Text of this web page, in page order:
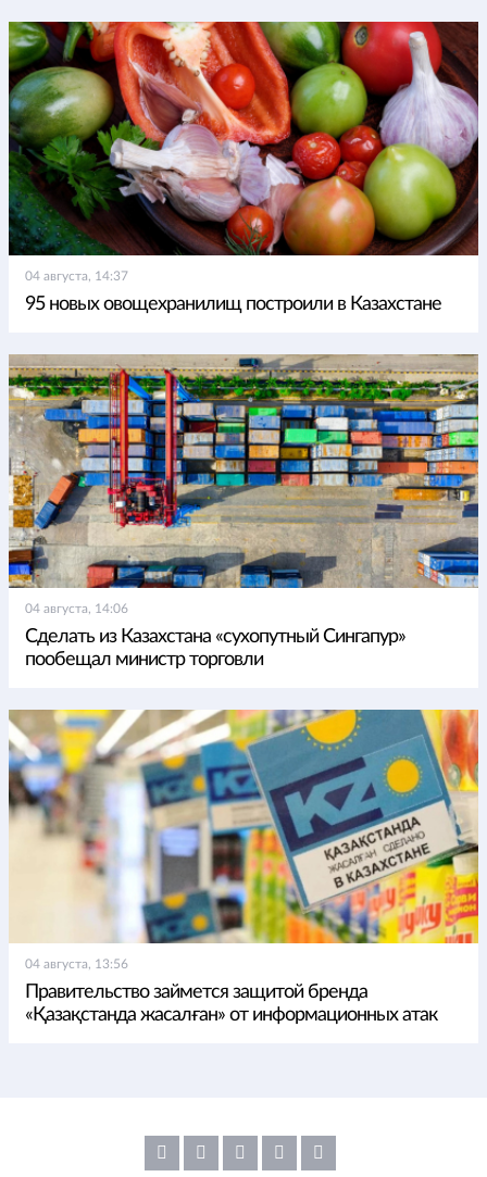
04 августа, 14:37
95 новых овощехранилищ построили в Казахстане
04 августа, 14:06
Сделать из Казахстана «сухопутный Сингапур»
пообещал министр торговли
04 августа, 13:56
Правительство займется защитой бренда
«Қазақстанда жасалған» от информационных атак